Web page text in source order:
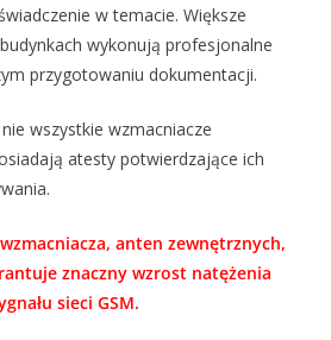
w temacie. Większe
wykonują profesjonalne
przygotowaniu dokumentacji.
wszystkie wzmacniacze
atesty potwierdzające ich
anten zewnętrznych,
znaczny wzrost natężenia
sieci GSM.